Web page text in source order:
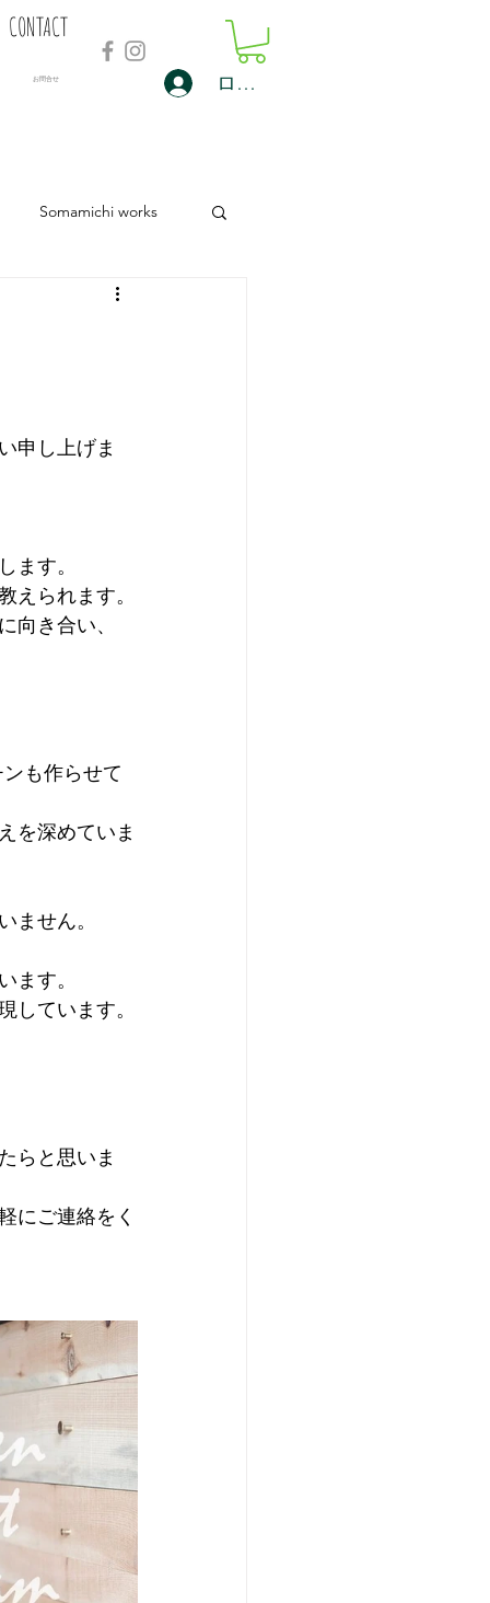
CONTACT
​お問合せ ログイン
Somamichi works
申し上げま
ます。
えられます。
向き合い、
も作らせて
を深めていま
ません。
ます。
しています。
らと思いま
にご連絡をく